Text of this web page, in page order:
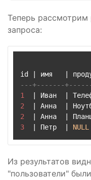
Теперь рассмотрим
запроса:
id имя
---+-------
1
Иван
2
Анна
2
Анна
3
Петр NULL
Из результатов
"пользователи"